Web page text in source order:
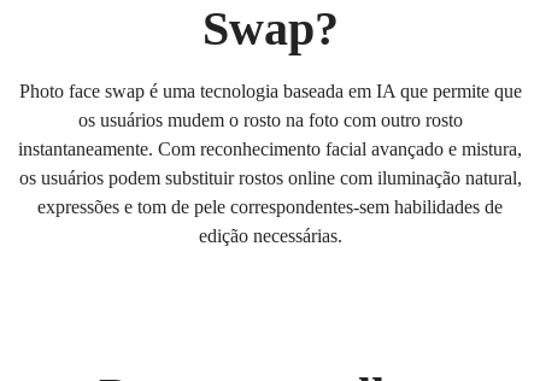
Swap?
Photo face swap é uma tecnologia baseada em IA que permite que
os usuários mudem o rosto na foto com outro rosto
instantaneamente. Com reconhecimento facial avançado e mistura,
os usuários podem substituir rostos online com iluminação natural,
expressões e tom de pele correspondentes-sem habilidades de
edição necessárias.